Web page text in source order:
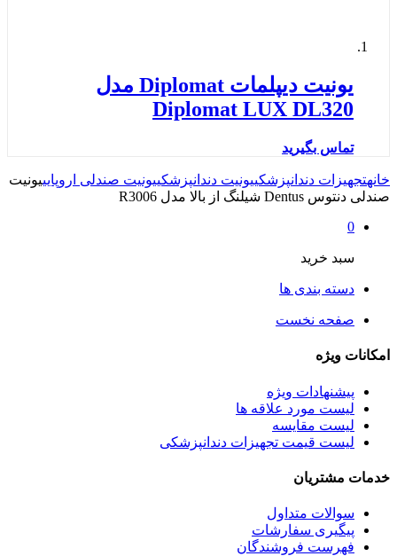
یونیت دیپلمات Diplomat مدل
Diplomat LUX DL320
تماس بگیرید
خانهتجهیزات دندانپزشکییونیت دندانپزشکییونیت صندلی اروپایییونیت
صندلی دنتوس Dentus شیلنگ از بالا مدل R3006
0
سبد خرید
دسته بندی ها
صفحه نخست
امکانات ویژه
پیشنهادات ویژه
لیست مورد علاقه ها
لیست مقایسه
لیست قیمت تجهیزات دندانپزشکی
خدمات مشتریان
سوالات متداول
پیگیری سفارشات
فهرست فروشندگان